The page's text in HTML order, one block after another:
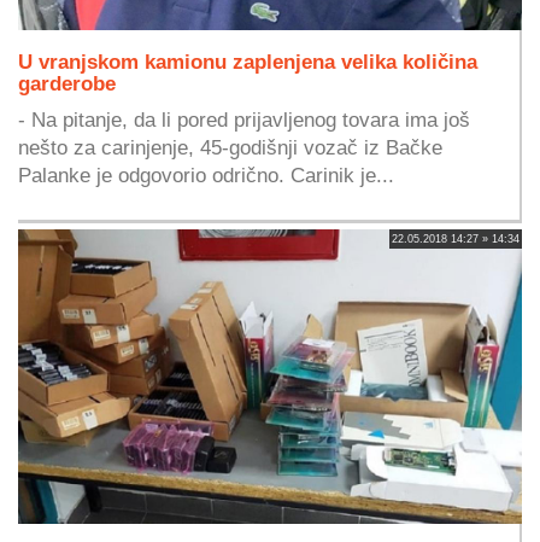
U vranjskom kamionu zaplenjena velika količina
garderobe
- Na pitanje, da li pored prijavljenog tovara ima još
nešto za carinjenje, 45-godišnji vozač iz Bačke
Palanke je odgovorio odrično. Carinik je...
22.05.2018 14:27 » 14:34